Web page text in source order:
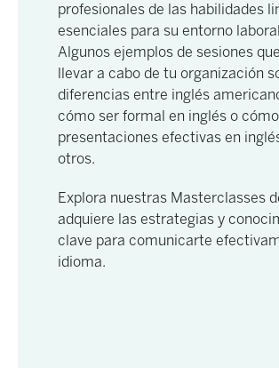
profesionales de las habilidades
esenciales para su entorno
Algunos ejemplos de sesiones
llevar a cabo de tu organización
diferencias entre inglés
cómo ser formal en inglés o
presentaciones efectivas en
otros.
Explora nuestras Masterclasses
adquiere las estrategias y
clave para comunicarte
idioma.